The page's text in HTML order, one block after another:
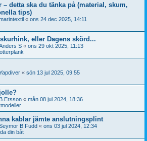
– detta ska du tänka på (material, skum,
tips)
« ons 24 dec 2025, 14:11
eller Dagens skörd...
S « ons 29 okt 2025, 11:13
« sön 13 jul 2025, 09:55
B.Ersson « mån 08 jul 2024, 18:36
kablar jämte anslutningsplint
B Fudd « ons 03 jul 2024, 12:34
din båt